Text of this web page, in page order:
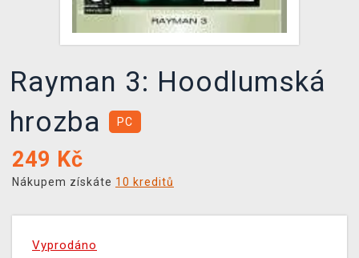
Rayman 3: Hoodlumská
hrozba
PC
249 Kč
Nákupem získáte 10 kreditů
Vyprodáno